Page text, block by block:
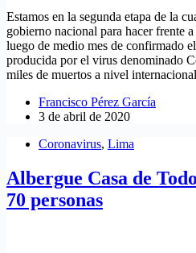
Estamos en la segunda etapa de la
gobierno nacional para hacer frente
luego de medio mes de confirmado
producida por el virus denominado
miles de muertos a nivel
Francisco Pérez García
3 de abril de 2020
Coronavirus, Lima
Albergue Casa de
70 personas